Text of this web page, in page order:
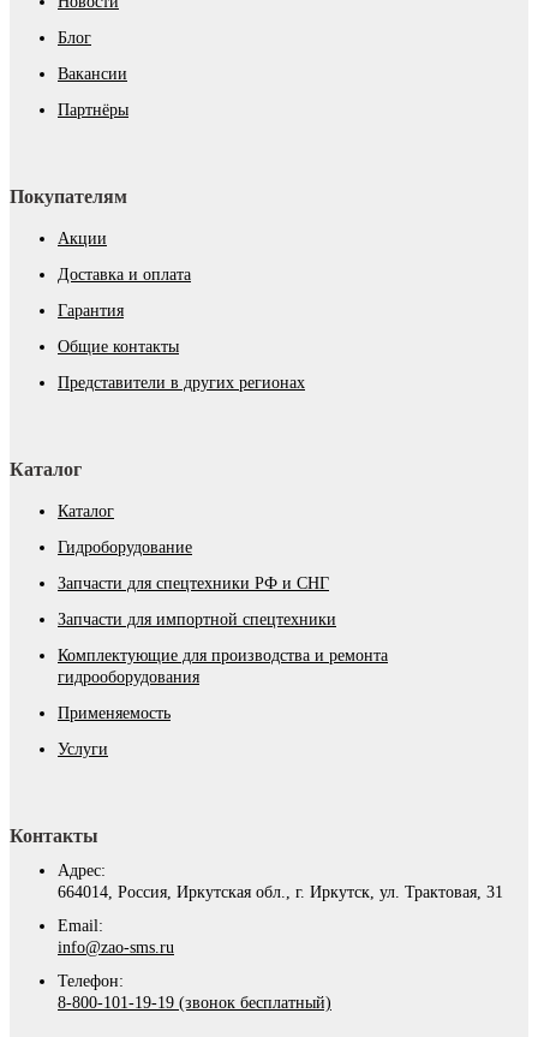
Блог
Вакансии
Партнёры
Покупателям
Акции
Доставка и оплата
Гарантия
Общие контакты
Представители в других регионах
Каталог
Каталог
Гидроборудование
Запчасти для спецтехники РФ и СНГ
Запчасти для импортной спецтехники
Комплектующие для производства и ремонта
гидрооборудования
Применяемость
Услуги
Контакты
Адрес:
664014, Россия, Иркутская обл., г. Иркутск, ул. Трактовая, 31
Email:
info@zao-sms.ru
Телефон:
8-800-101-19-19 (звонок бесплатный)